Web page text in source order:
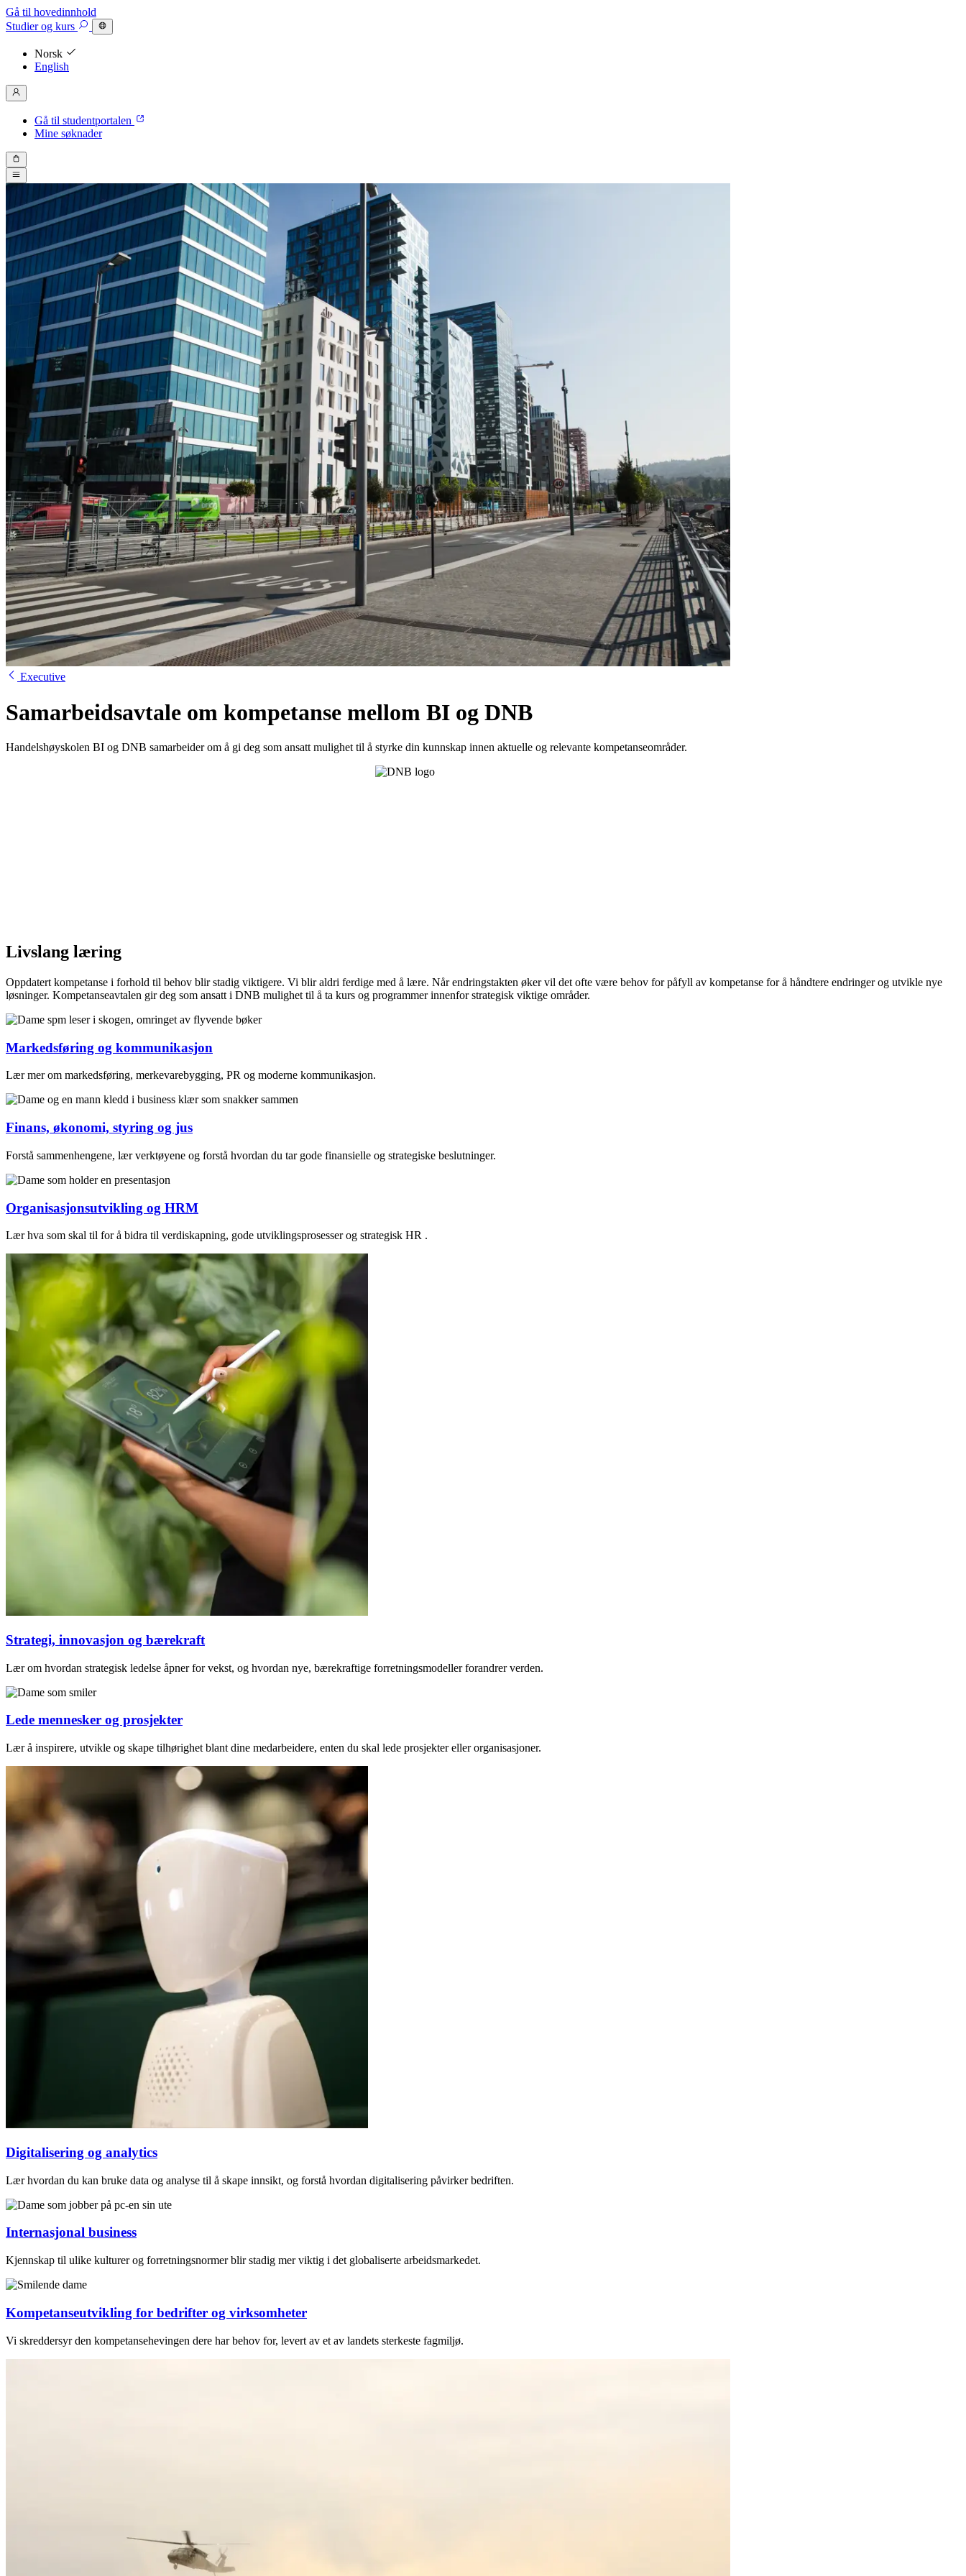
Gå til hovedinnhold
Studierog kurs
Norsk
English
Gå til studentportalen
Mine søknader
Executive
Samarbeidsavtale om kompetanse mellom BI og DNB
Handelshøyskolen BI og DNB samarbeider om å gi deg som ansatt mulighet til å styrke din kunnskap innen aktuelle og relevante kompetanseområder.
Livslang læring
Oppdatert kompetanse i forhold til behov blir stadig viktigere. Vi blir aldri ferdige med å lære. Når endringstakten øker vil det ofte være behov for påfyll av kompetanse for å håndtere endringer og utvikle nye
løsninger. Kompetanseavtalen gir deg som ansatt i DNB mulighet til å ta kurs og programmer innenfor strategisk viktige områder.
Markedsføring og kommunikasjon
Lær mer om markedsføring, merkevarebygging, PR og moderne kommunikasjon.
Finans, økonomi, styring og jus
Forstå sammenhengene, lær verktøyene og forstå hvordan du tar gode finansielle og strategiske beslutninger.
Organisasjonsutvikling og HRM
Lær hva som skal til for å bidra til verdiskapning, gode utviklingsprosesser og strategisk HR .
Strategi, innovasjon og bærekraft
Lær om hvordan strategisk ledelse åpner for vekst, og hvordan nye, bærekraftige forretningsmodeller forandrer verden.
Lede mennesker og prosjekter
Lær å inspirere, utvikle og skape tilhørighet blant dine medarbeidere, enten du skal lede prosjekter eller organisasjoner.
Digitalisering og analytics
Lær hvordan du kan bruke data og analyse til å skape innsikt, og forstå hvordan digitalisering påvirker bedriften.
Internasjonal business
Kjennskap til ulike kulturer og forretningsnormer blir stadig mer viktig i det globaliserte arbeidsmarkedet.
Kompetanseutvikling for bedrifter og virksomheter
Vi skreddersyr den kompetansehevingen dere har behov for, levert av et av landets sterkeste fagmiljø.